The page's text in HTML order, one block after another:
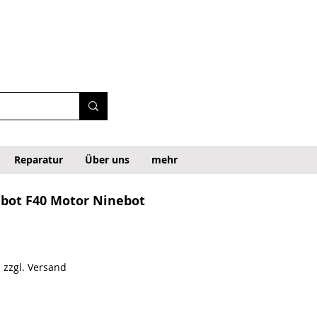
Reparatur Über uns mehr
F40 Motor Ninebot
zzgl. Versand